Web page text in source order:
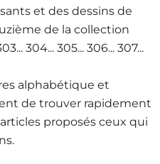
et des dessins de
de la collection
304... 305... 306... 307...
alphabétique et
de trouver rapidement
proposés ceux qui